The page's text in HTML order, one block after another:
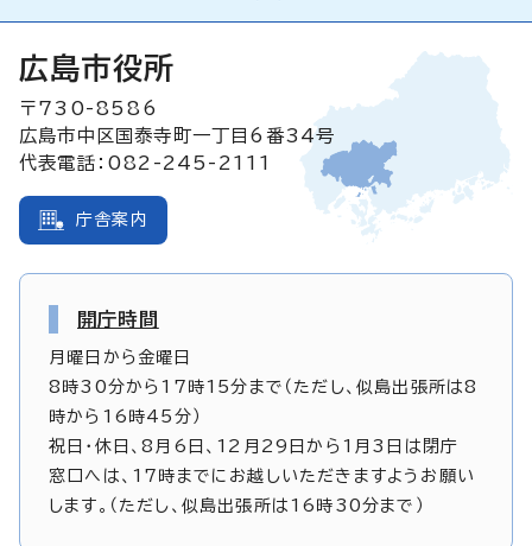
広島市役所
〒730-8586
広島市中区国泰寺町一丁目6番34号
代表電話：082-245-2111
庁舎案内
開庁時間
月曜日から金曜日
8時30分から17時15分まで（ただし、似島出張所は8
時から16時45分）
祝日・休日、8月6日、12月29日から1月3日は閉庁
窓口へは、17時までにお越しいただきますようお願い
します。（ただし、似島出張所は16時30分まで）